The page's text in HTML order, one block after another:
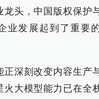
龙头，中国版权保护
业发展起到了重要
正深刻改变内容生产
火大模型能力已在全